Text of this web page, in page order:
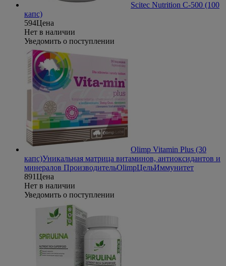
Scitec Nutrition C-500 (100
капс)
594Цена
Нет в наличии
Уведомить о поступлении
Olimp Vitamin Plus (30
капс)Уникальная матрица витаминов, антиоксидантов и
минералов ПроизводительOlimpЦельИммунитет
891Цена
Нет в наличии
Уведомить о поступлении